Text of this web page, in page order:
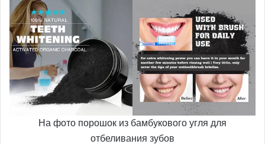
На фото порошок из бамбукового угля для
отбеливания зубов